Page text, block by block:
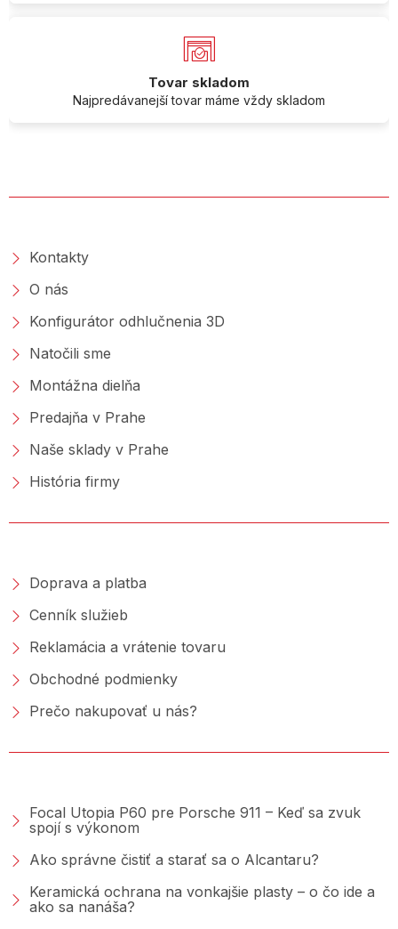
Tovar skladom
Najpredávanejší tovar máme vždy skladom
Kontakty
O nás
Konfigurátor odhlučnenia 3D
Natočili sme
Montážna dielňa
Predajňa v Prahe
Naše sklady v Prahe
História firmy
Doprava a platba
Cenník služieb
Reklamácia a vrátenie tovaru
Obchodné podmienky
Prečo nakupovať u nás?
Focal Utopia P60 pre Porsche 911 – Keď sa zvuk
spojí s výkonom
Ako správne čistiť a starať sa o Alcantaru?
Keramická ochrana na vonkajšie plasty – o čo ide a
ako sa nanáša?